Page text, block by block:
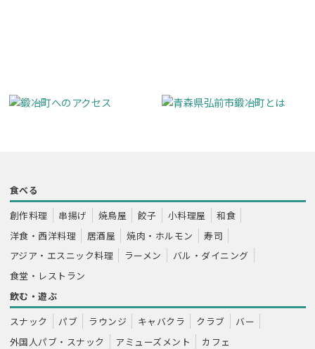
食べる
創作料理
串揚げ 焼鳥屋 餃子 小料理屋
和食
洋食・西洋料理
居酒屋 焼肉・ホルモン
寿司
アジア・エスニック料理
ラーメン
バル・ダイニング
食堂・レストラン
飲む・遊ぶ
スナック
パブ ラウンジ キャバクラ クラブ
バー
外国人パブ・スナック
アミューズメント
カフェ